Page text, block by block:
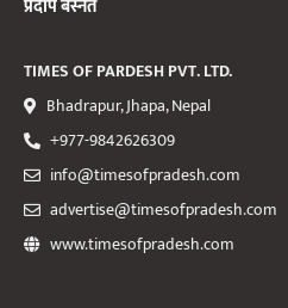
प्रदीप बस्नेत
TIMES OF PARDESH PVT. LTD.
Bhadrapur, Jhapa, Nepal
+977-9842626309
info@timesofpradesh.com
advertise@timesofpradesh.com
www.timesofpradesh.com